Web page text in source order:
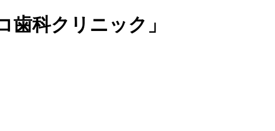
科クリニック」